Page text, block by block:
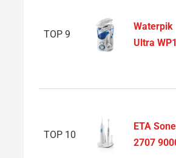
TOP 9
Waterpik
Ultra
TOP 10
ETA
2707